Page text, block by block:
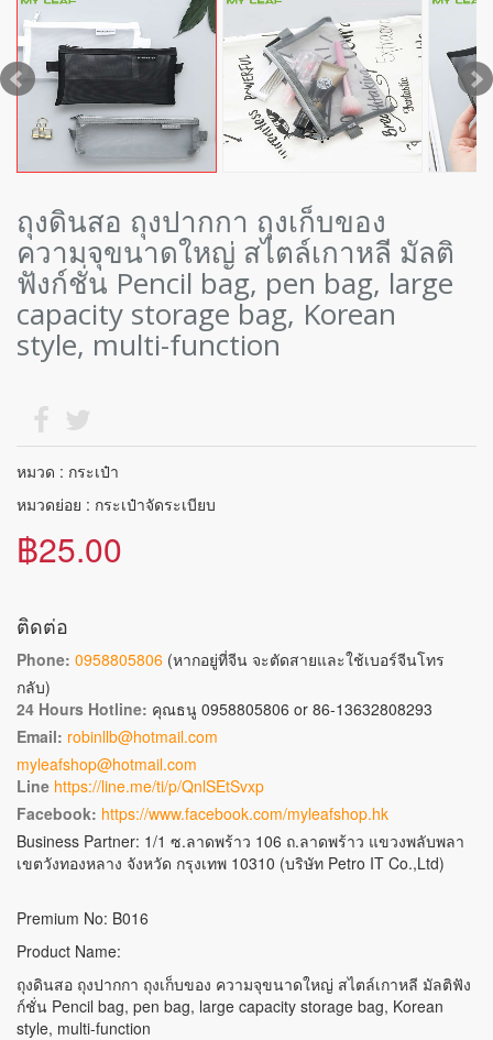
ถุงดินสอ ถุงปากกา ถุงเก็บของ
ความจุขนาดใหญ่ สไตล์เกาหลี มัลติ
ฟังก์ชั่น Pencil bag, pen bag, large
capacity storage bag, Korean
style, multi-function
หมวด : กระเป๋า
หมวดย่อย : กระเป๋าจัดระเบียบ
฿25.00
ติดต่อ
Phone: 0958805806 (หากอยู่ที่จีน จะตัดสายและใช้เบอร์จีนโทร
กลับ)
24 Hours Hotline: คุณธนู 0958805806 or 86-13632808293
Email: robinllb@hotmail.com
myleafshop@hotmail.com
Line https://line.me/ti/p/QnlSEtSvxp
Facebook: https://www.facebook.com/myleafshop.hk
Business Partner: 1/1 ซ.ลาดพร้าว 106 ถ.ลาดพร้าว แขวงพลับพลา
เขตวังทองหลาง จังหวัด กรุงเทพ 10310 (บริษัท Petro IT Co.,Ltd)
Premium No: B016
Product Name:
ถุงดินสอ ถุงปากกา ถุงเก็บของ ความจุขนาดใหญ่ สไตล์เกาหลี มัลติฟัง
ก์ชั่น Pencil bag, pen bag, large capacity storage bag, Korean
style, multi-function